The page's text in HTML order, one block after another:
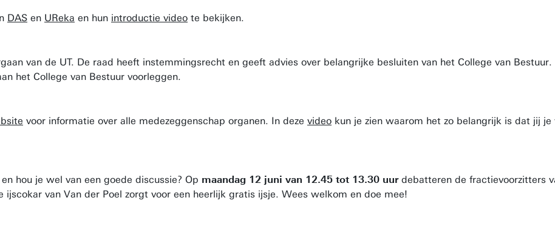
DAS en UReka en hun introductie video te bekijken.
van de UT. De raad heeft instemmingsrecht en geeft advies over belangrijke besluiten van het College van
het College van Bestuur voorleggen.
voor informatie over alle medezeggenschap organen. In deze video kun je zien waarom het zo belangrijk is dat jij je
hou je wel van een goede discussie? Op maandag 12 juni van 12.45 tot 13.30 uur debatteren de fractievoorzitters
ijscokar van Van der Poel zorgt voor een heerlijk gratis ijsje. Wees welkom en doe mee!